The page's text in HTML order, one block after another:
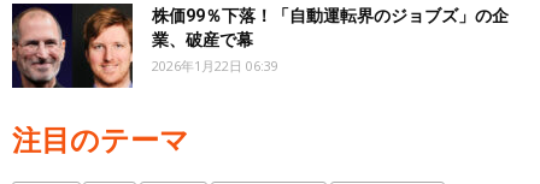
株価99％下落！「自動運転界のジョブズ」の企
業、破産で幕
2026年1月22日 06:39
注目のテーマ